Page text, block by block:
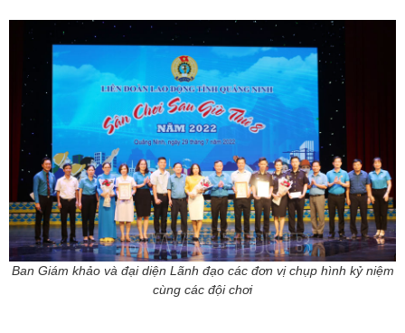
Ban Giám khảo và đại diện Lãnh đạo các đơn vị chụp hình kỷ niệm
cùng các đội chơi